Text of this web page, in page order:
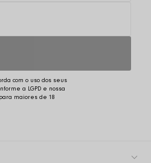
com o uso dos seus
a LGPD e nossa